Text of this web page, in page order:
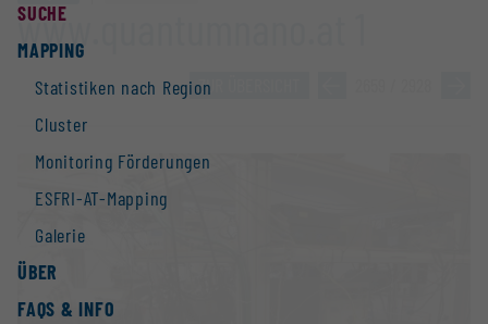
SUCHE
MAPPING
Statistiken nach Region
Cluster
Monitoring Förderungen
ESFRI-AT-Mapping
Galerie
ÜBER
FAQS & INFO
www.quantumnano.at 1
ZUR ÜBERSICHT